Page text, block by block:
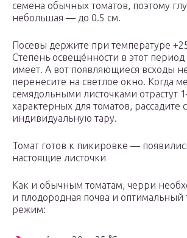
семена обычных томатов, поэтому
небольшая — до 0.5 см.
Посевы держите при температуре
Степень освещённости в этот
имеет. А вот появляющиеся всходы
перенесите на светлое окно. Когда
семядольными листочками отрастут
характерных для томатов, рассадите
индивидуальную тару.
Томат готов к пикировке —
настоящие листочки
Как и обычным томатам, черри
и плодородная почва и
режим: